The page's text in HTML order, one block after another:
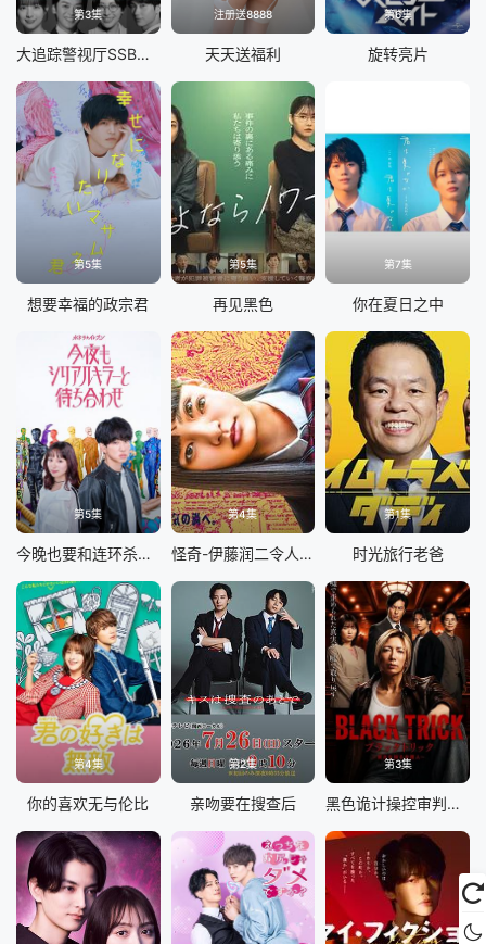
第3集
大追踪警视厅SSBC强行犯系第二季
注册送8888
天天送福利
第6集
旋转亮片
第5集
想要幸福的政宗君
第5集
再见黑色
第7集
你在夏日之中
第5集
今晚也要和连环杀手约会
第4集
怪奇-伊藤润二令人彻夜难眠的奇异故事
第1集
时光旅行老爸
第4集
你的喜欢无与伦比
第2集
亲吻要在搜查后
第3集
黑色诡计操控审判的辩护人